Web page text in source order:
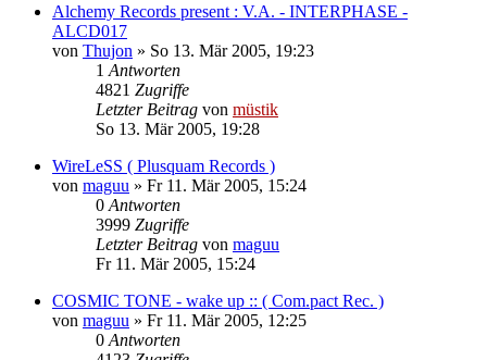
Alchemy Records present : V.A. - INTERPHASE -
ALCD017
von Thujon » So 13. Mär 2005, 19:23
1 Antworten
4821 Zugriffe
Letzter Beitrag von müstik
So 13. Mär 2005, 19:28
WireLeSS ( Plusquam Records )
von maguu » Fr 11. Mär 2005, 15:24
0 Antworten
3999 Zugriffe
Letzter Beitrag von maguu
Fr 11. Mär 2005, 15:24
COSMIC TONE - wake up :: ( Com.pact Rec. )
von maguu » Fr 11. Mär 2005, 12:25
0 Antworten